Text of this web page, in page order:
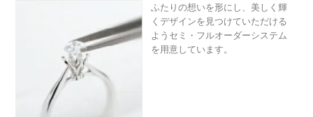
ふたりの想いを形にし、美しく輝
くデザインを見つけていただける
ようセミ・フルオーダーシステム
を用意しています。